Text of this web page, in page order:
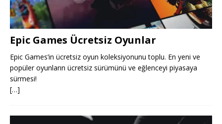
Epic Games Ücretsiz Oyunlar
Epic Games’in ücretsiz oyun koleksiyonunu toplu. En yeni ve
popüler oyunların ücretsiz sürümünü ve eğlenceyi piyasaya
sürmesi!
[…]